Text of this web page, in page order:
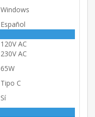
Windows
Español
120V AC
230V AC
65W
Tipo C
Sí